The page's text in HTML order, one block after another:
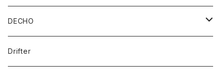
Tシャツ
パーカー
カードケース
バッグ
アウター
コート
アクセサリー
DECHO
帽子
Drifter